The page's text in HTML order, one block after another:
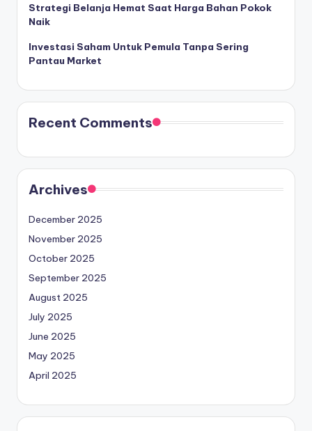
Strategi Belanja Hemat Saat Harga Bahan Pokok
Naik
Investasi Saham Untuk Pemula Tanpa Sering
Pantau Market
Recent Comments
Archives
December 2025
November 2025
October 2025
September 2025
August 2025
July 2025
June 2025
May 2025
April 2025